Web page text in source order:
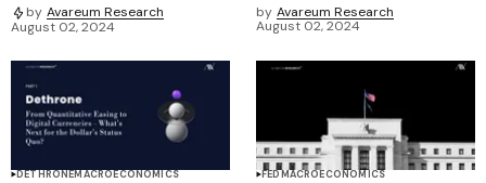
by Avareum Research
August 02, 2024
by Avareum Research
August 02, 2024
DETHRONEMACROECONOMICS FEDMACROECONOMICS